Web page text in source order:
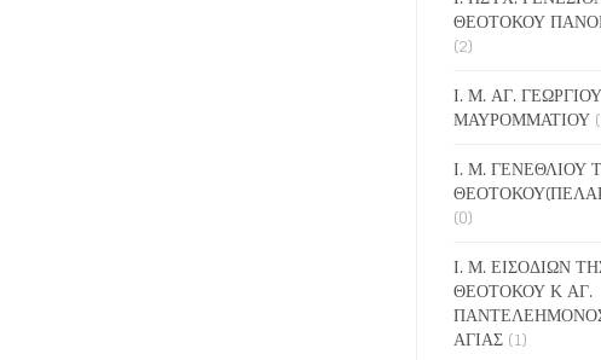
ΘΕΟΤΟΚΟΥ
(2)
Ι. Μ. ΑΓ. ΓΕΩΡΓΙΟΥ
ΜΑΥΡΟΜΜΑΤΙΟΥ
Ι. Μ. ΓΕΝΕΘΛΙΟΥ
(0)
Ι. Μ. ΕΙΣΟΔΙΩΝ
ΘΕΟΤΟΚΟΥ Κ ΑΓ.
ΑΓΙΑΣ (1)